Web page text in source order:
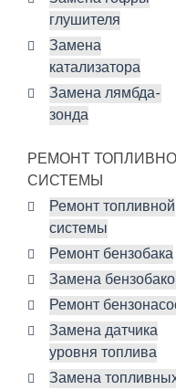
глушителя
Замена
катализатора
Замена лямбда-
зонда
РЕМОНТ
СИСТЕМЫ
Ремонт топливной
системы
Ремонт бензобака
Замена
Ремонт
Замена датчика
уровня топлива
Замена